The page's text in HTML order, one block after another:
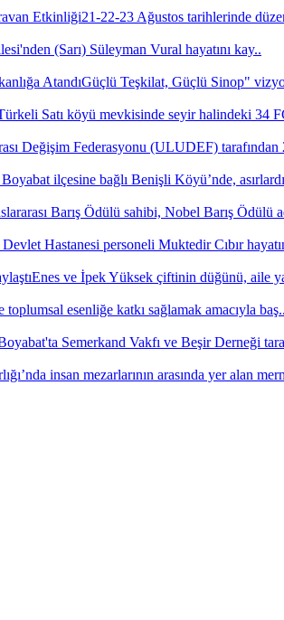
21-22-23 Ağustos tarihlerinde
(Sarı) Süleyman Vural hayatını kay..
Güçlü Teşkilat, Güçlü Sinop"
Satı köyü mevkisinde seyir halindeki 34
Değişim Federasyonu (ULUDEF) tarafından
ilçesine bağlı Benişli Köyü’nde,
Barış Ödülü sahibi, Nobel Barış Ödülü
Hastanesi personeli Muktedir Cıbır
Enes ve İpek Yüksek çiftinin düğünü, aile
toplumsal esenliğe katkı sağlamak amacıyla baş..
Semerkand Vakfı ve Beşir Derneği
insan mezarlarının arasında yer alan